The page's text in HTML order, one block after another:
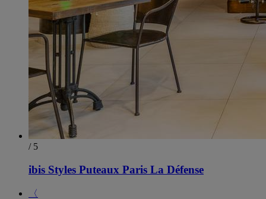
/ 5
ibis Styles Puteaux Paris La Défense
〈